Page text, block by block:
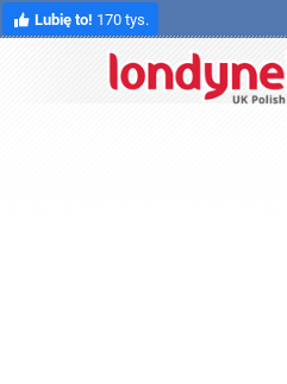
Lubię to! 170 tys.